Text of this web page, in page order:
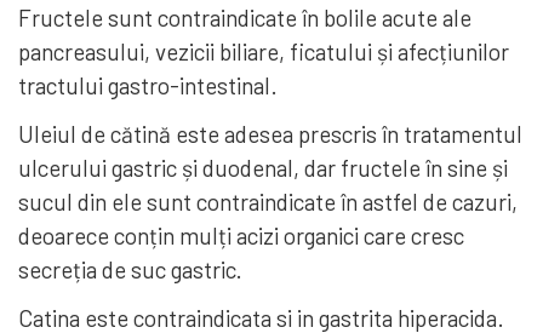
Fructele sunt contraindicate în bolile acute ale
pancreasului, vezicii biliare, ficatului și afecțiunilor
tractului gastro-intestinal.
Uleiul de cătină este adesea prescris în tratamentul
ulcerului gastric și duodenal, dar fructele în sine și
sucul din ele sunt contraindicate în astfel de cazuri,
deoarece conțin mulți acizi organici care cresc
secreția de suc gastric.
Catina este contraindicata si in gastrita hiperacida.